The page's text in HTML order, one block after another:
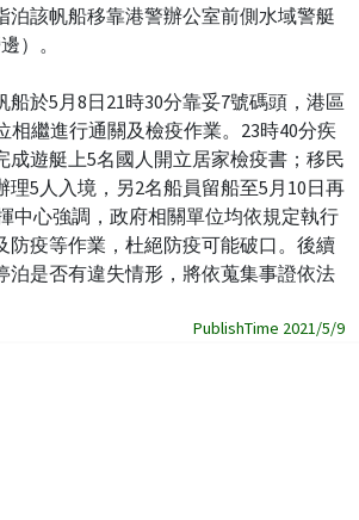
泊該帆船移靠港警辦公室前側水域警艇
）。
船於5月8日21時30分靠妥7號碼頭，港區
相繼進行通關及檢疫作業。23時40分疾
成遊艇上5名國人開立居家檢疫書；移民
理5人入境，另2名船員留船至5月10日再
中心強調，政府相關單位均依規定執行
防疫等作業，杜絕防疫可能破口。後續
泊是否有違失情形，將依蒐集事證依法
PublishTime 2021/5/9